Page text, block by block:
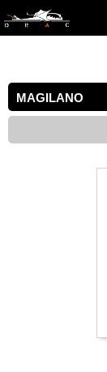
MAGILANO